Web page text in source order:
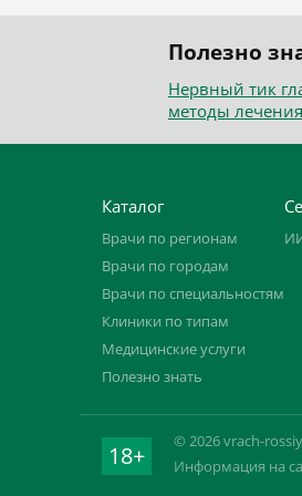
Полезно
Нервный тик
методы лечения
Каталог
Врачи по регионам
Врачи по городам
Врачи по специальностям
Клиники по типам
Медицинские услуги
Полезно знать
18+ © 2026 vrach-
Информация на